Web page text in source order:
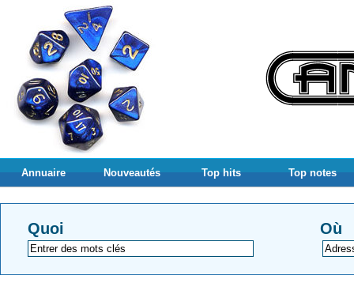
Annuaire Nouveautés Top hits Top notes
Quoi Où